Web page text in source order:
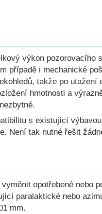
výkon pozorovacího
případě i mechanické
takže po utažení
hmotnosti a
s existující
Není tak nutné řešit
opotřebené nebo
paralaktické nebo
mm.